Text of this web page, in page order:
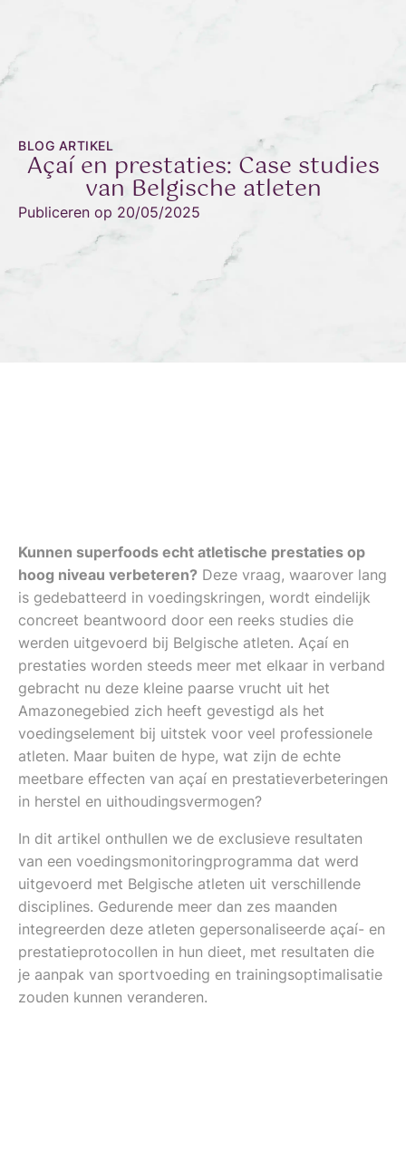
BLOG ARTIKEL
Açaí en prestaties: Case studies
van Belgische atleten
Publiceren op 20/05/2025
Kunnen superfoods echt atletische prestaties op
hoog niveau verbeteren? Deze vraag, waarover lang
is gedebatteerd in voedingskringen, wordt eindelijk
concreet beantwoord door een reeks studies die
werden uitgevoerd bij Belgische atleten. Açaí en
prestaties worden steeds meer met elkaar in verband
gebracht nu deze kleine paarse vrucht uit het
Amazonegebied zich heeft gevestigd als het
voedingselement bij uitstek voor veel professionele
atleten. Maar buiten de hype, wat zijn de echte
meetbare effecten van açaí en prestatieverbeteringen
in herstel en uithoudingsvermogen?
In dit artikel onthullen we de exclusieve resultaten
van een voedingsmonitoringprogramma dat werd
uitgevoerd met Belgische atleten uit verschillende
disciplines. Gedurende meer dan zes maanden
integreerden deze atleten gepersonaliseerde açaí- en
prestatieprotocollen in hun dieet, met resultaten die
je aanpak van sportvoeding en trainingsoptimalisatie
zouden kunnen veranderen.